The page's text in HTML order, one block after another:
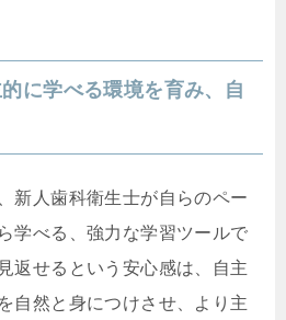
に学べる環境を育み、自
新人歯科衛生士が自らのペー
学べる、強力な学習ツールで
返せるという安心感は、自主
自然と身につけさせ、より主